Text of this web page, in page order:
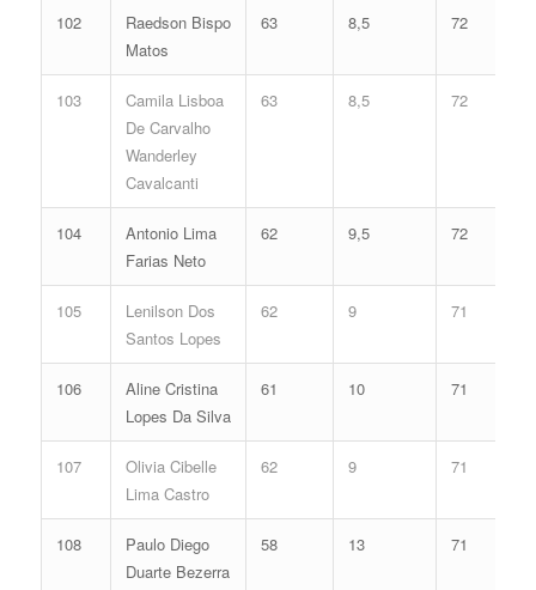
102
Raedson Bispo
Matos
63 8,5 72
103
Camila Lisboa
De Carvalho
Wanderley
Cavalcanti
63 8,5 72
104
Antonio Lima
Farias Neto
62 9,5 72
105
Lenilson Dos
Santos Lopes
62 9 71
106
Aline Cristina
Lopes Da Silva
61 10 71
107
Olivia Cibelle
Lima Castro
62 9 71
108
Paulo Diego
Duarte Bezerra
58 13 71